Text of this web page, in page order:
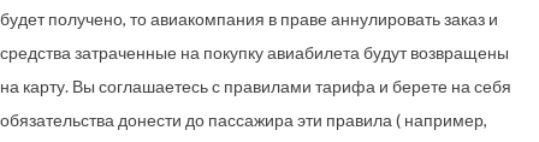
будет получено, то авиакомпания в праве аннулировать заказ и
средства затраченные на покупку авиабилета будут возвращены
на карту. Вы соглашаетесь с правилами тарифа и берете на себя
обязательства донести до пассажира эти правила ( например,